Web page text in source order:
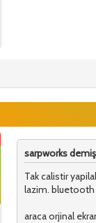
sarpworks
Tak calistir
lazim.
araca orjinal